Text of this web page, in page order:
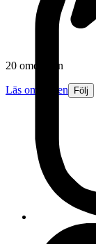
20 omdömen
Läs omdömen Följ